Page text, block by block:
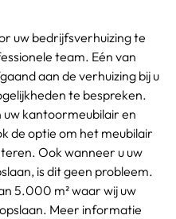
uw bedrijfsverhuizing te
team. Eén van
aan de verhuizing bij u
te bespreken.
uw kantoormeubilair en
de optie om het meubilair
Ook wanneer u uw
is dit geen probleem.
5.000 m² waar wij uw
Meer informatie